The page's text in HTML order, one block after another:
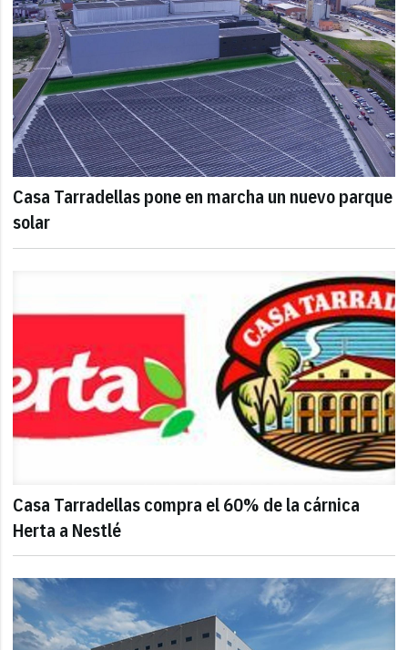
Casa Tarradellas pone en marcha un nuevo parque
solar
Casa Tarradellas compra el 60% de la cárnica
Herta a Nestlé